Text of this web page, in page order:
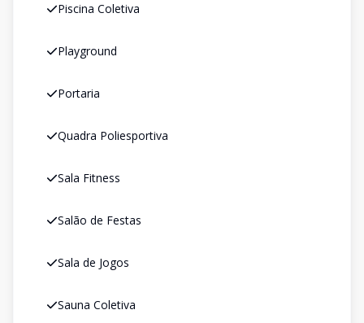
Piscina Coletiva
Playground
Portaria
Quadra Poliesportiva
Sala Fitness
Salão de Festas
Sala de Jogos
Sauna Coletiva